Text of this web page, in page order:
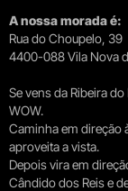
A nossa morada é:
Rua do Choupelo, 39
4400-088 Vila Nova
Se vens da Ribeira
WOW.
Caminha em direção
aproveita a vista.
Depois vira em
Cândido dos Reis e